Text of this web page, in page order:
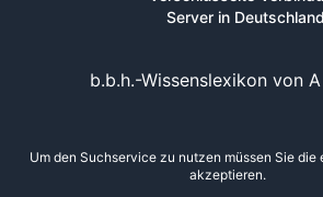
Server in Deutschland
b.b.h.-Wissenslexikon von
Um den Suchservice zu nutzen müssen Sie die
akzeptieren.